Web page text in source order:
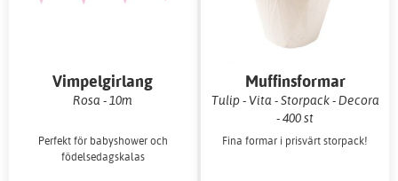
Vimpelgirlang
Rosa - 10m
Perfekt för babyshower och
födelsedagskalas
Muffinsformar
Tulip - Vita - Storpack - Decora
- 400 st
Fina formar i prisvärt storpack!